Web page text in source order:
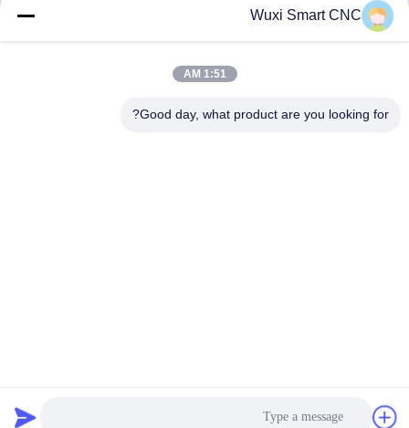
أفضل سعر احصل على أفضل سعر احصل
الصين جودة جيدة هيدروليّ صحافة مكبح المورد. حقوق الطبع والنشر © 2019-2026
Wuxi Smart CNC Equipment Group Co.,LTD جميع الحقوق محفوظة
Wuxi Smart CNC
1:51 AM
Good day, what product are you looking for?